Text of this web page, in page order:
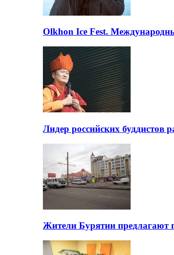
Olkhon Ice Fest.
Лидер российских буддистов
Жители Бурятии предлагают